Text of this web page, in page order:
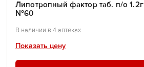
Липотропный фактор таб. п/о 1.2г
№60
В наличии в 4 аптеках
Показать цену